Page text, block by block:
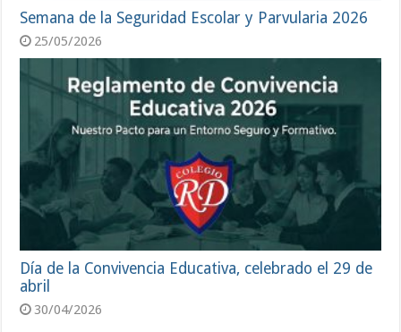
Semana de la Seguridad Escolar y Parvularia 2026
25/05/2026
Día de la Convivencia Educativa, celebrado el 29 de
abril
30/04/2026